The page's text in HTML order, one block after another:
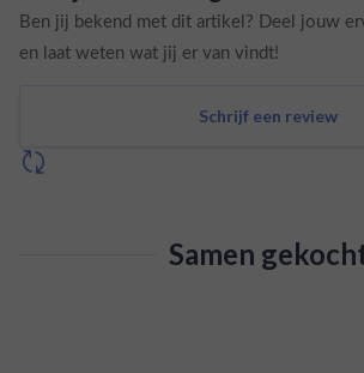
Ben jij bekend met dit artikel? Deel jouw
en laat weten wat jij er van vindt!
Schrijf een review
Samen